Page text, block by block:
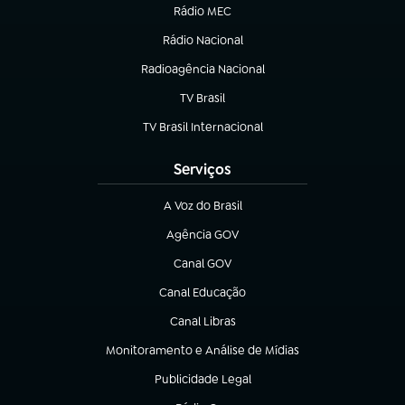
Rádio MEC
Rádio Nacional
(abre em nova aba)
Radioagência Nacional
(abre em nova aba)
TV Brasil
(abre em nova aba)
TV Brasil Internacional
(abre em nova aba)
Serviços
A Voz do Brasil
(abre em nova aba)
Agência GOV
(abre em nova aba)
Canal GOV
(abre em nova aba)
Canal Educação
(abre em nova aba)
Canal Libras
(abre em nova aba)
Monitoramento e Análise de Mídias
(abre em nova aba)
Publicidade Legal
(abre em nova aba)